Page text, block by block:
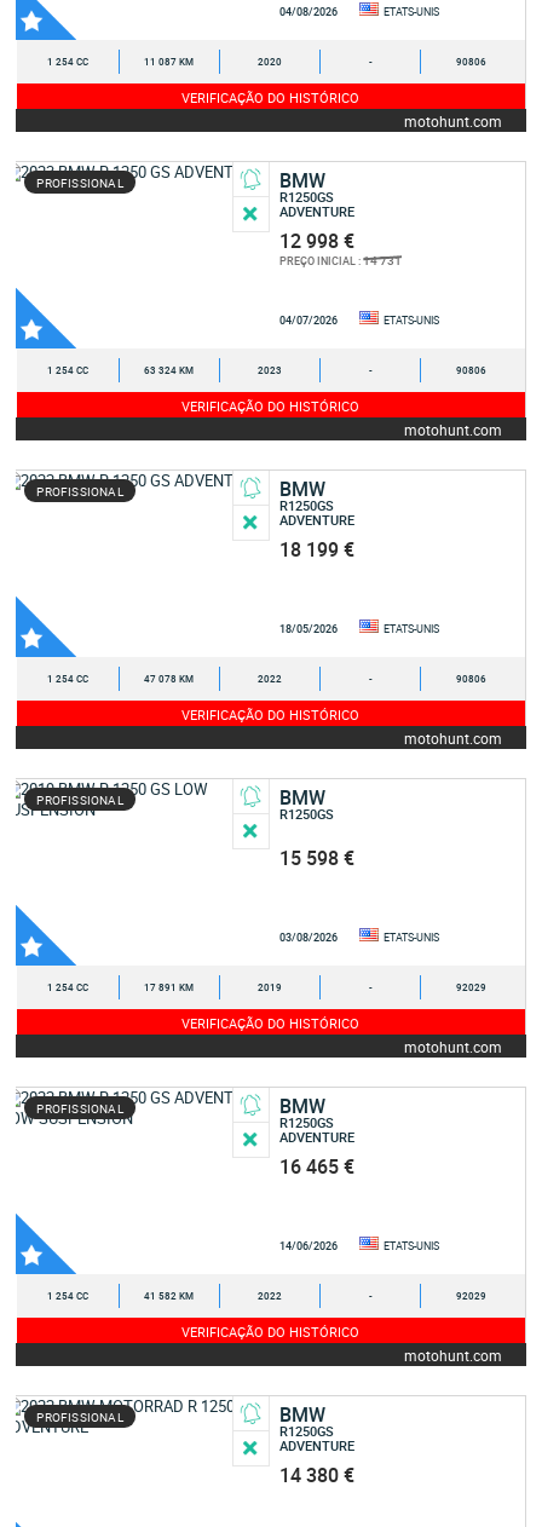
04/08/2026 ETATS-UNIS
1 254 CC 11 087 KM 2020 - 90806
VERIFICAÇÃO DO HISTÓRICO
motohunt.com
PROFISSIONAL BMW
R1250GS
ADVENTURE
12 998 €
PREÇO INICIAL :14 731
04/07/2026 ETATS-UNIS
1 254 CC 63 324 KM 2023 - 90806
VERIFICAÇÃO DO HISTÓRICO
motohunt.com
PROFISSIONAL BMW
R1250GS
ADVENTURE
18 199 €
18/05/2026 ETATS-UNIS
1 254 CC 47 078 KM 2022 - 90806
VERIFICAÇÃO DO HISTÓRICO
motohunt.com
PROFISSIONAL BMW
R1250GS
15 598 €
03/08/2026 ETATS-UNIS
1 254 CC 17 891 KM 2019 - 92029
VERIFICAÇÃO DO HISTÓRICO
motohunt.com
PROFISSIONAL BMW
R1250GS
ADVENTURE
16 465 €
14/06/2026 ETATS-UNIS
1 254 CC 41 582 KM 2022 - 92029
VERIFICAÇÃO DO HISTÓRICO
motohunt.com
PROFISSIONAL BMW
R1250GS
ADVENTURE
14 380 €